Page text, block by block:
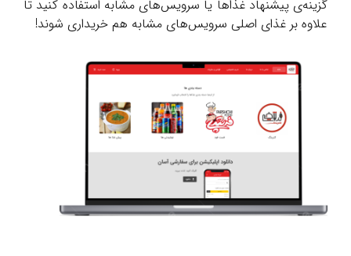
گزینه‌ی پیشنهاد غذاها یا سرویس‌های مشابه استفاده کنید تا
علاوه بر غذای اصلی سرویس‌های مشابه هم خریداری شوند!